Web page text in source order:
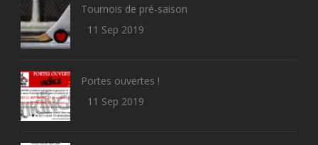
Tournois de pré-saison
11 Sep 2019
Portes ouvertes !
11 Sep 2019